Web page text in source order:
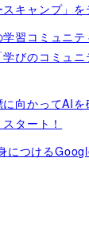
キャンプ」
習コミュニ
びのコミュ
向かってAI
タート！
につける